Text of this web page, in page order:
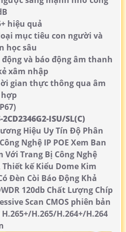
hiệu quả
mục tiêu con người và
học sâu
và báo động âm thanh
xâm nhập
gian thực thông qua âm
2CD2346G2-ISU/SL(C)
Hiệu Uy Tín Độ Phân
Nghệ IP POE Xem Ban
Với Trang Bị Công Nghệ
kế Kiểu Dome Kim
Đèn Còi Báo Động Khả
120db Chất Lượng Chíp
Scan CMOS phiên bản
H.265/H.264+/H.264